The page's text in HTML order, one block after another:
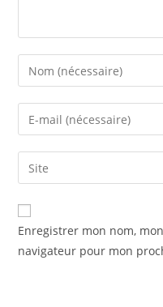
Enter
your
name
comment
Enter
your
email
address
comment
Saisir
l’URL
de
votre
(facultatif)
Enregistrer mon nom,
navigateur pour mon